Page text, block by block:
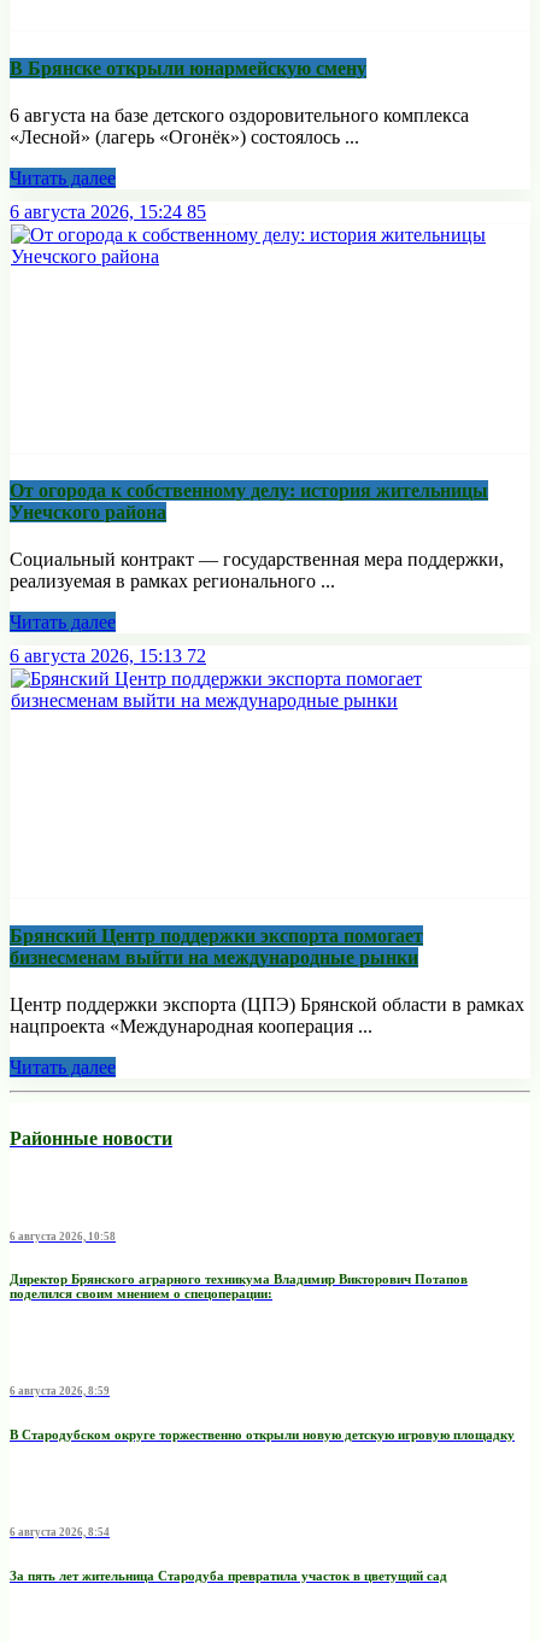
В Брянске открыли юнармейскую смену
6 августа на базе детского оздоровительного комплекса
«Лесной» (лагерь «Огонёк») состоялось ...
Читать далее
6 августа 2026, 15:24 85
От огорода к собственному делу: история жительницы
Унечского района
Социальный контракт — государственная мера поддержки,
реализуемая в рамках регионального ...
Читать далее
6 августа 2026, 15:13 72
Брянский Центр поддержки экспорта помогает
бизнесменам выйти на международные рынки
Центр поддержки экспорта (ЦПЭ) Брянской области в рамках
нацпроекта «Международная кооперация ...
Читать далее
Районные новости
6 августа 2026, 10:58
Директор Брянского аграрного техникума Владимир Викторович Потапов
поделился своим мнением о спецоперации:
6 августа 2026, 8:59
В Стародубском округе торжественно открыли новую детскую игровую площадку
6 августа 2026, 8:54
За пять лет жительница Стародуба превратила участок в цветущий сад